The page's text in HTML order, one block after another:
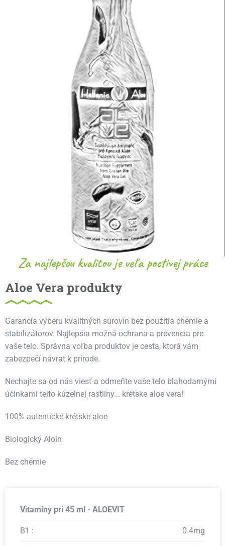
Za najlepšou kvalitou je veľa poctivej práce
Aloe Vera produkty
Garancia výberu kvalitných surovín bez použitia chémie a
stabilizátorov. Najlepšia možná ochrana a prevencia pre
vaše telo. Správna voľba produktov je cesta, ktorá vám
zabezpečí návrat k prírode.
Nechajte sa od nás viesť a odmeňte vaše telo blahodarnými
účinkami tejto kúzelnej rastliny... krétske aloe vera!
100% autentické krétske aloe
Biologický Aloín
Bez chémie
Vitaminy pri 45 ml - ALOEVIT
B1 : 0.4mg